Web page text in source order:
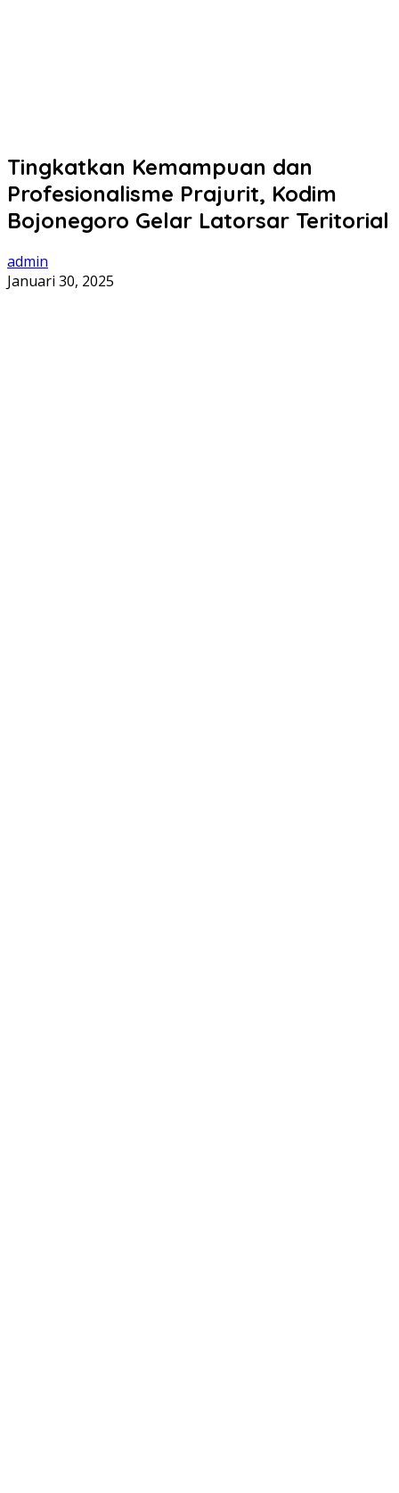
Tingkatkan Kemampuan dan
Profesionalisme Prajurit, Kodim
Bojonegoro Gelar Latorsar Teritorial
admin
Januari 30, 2025